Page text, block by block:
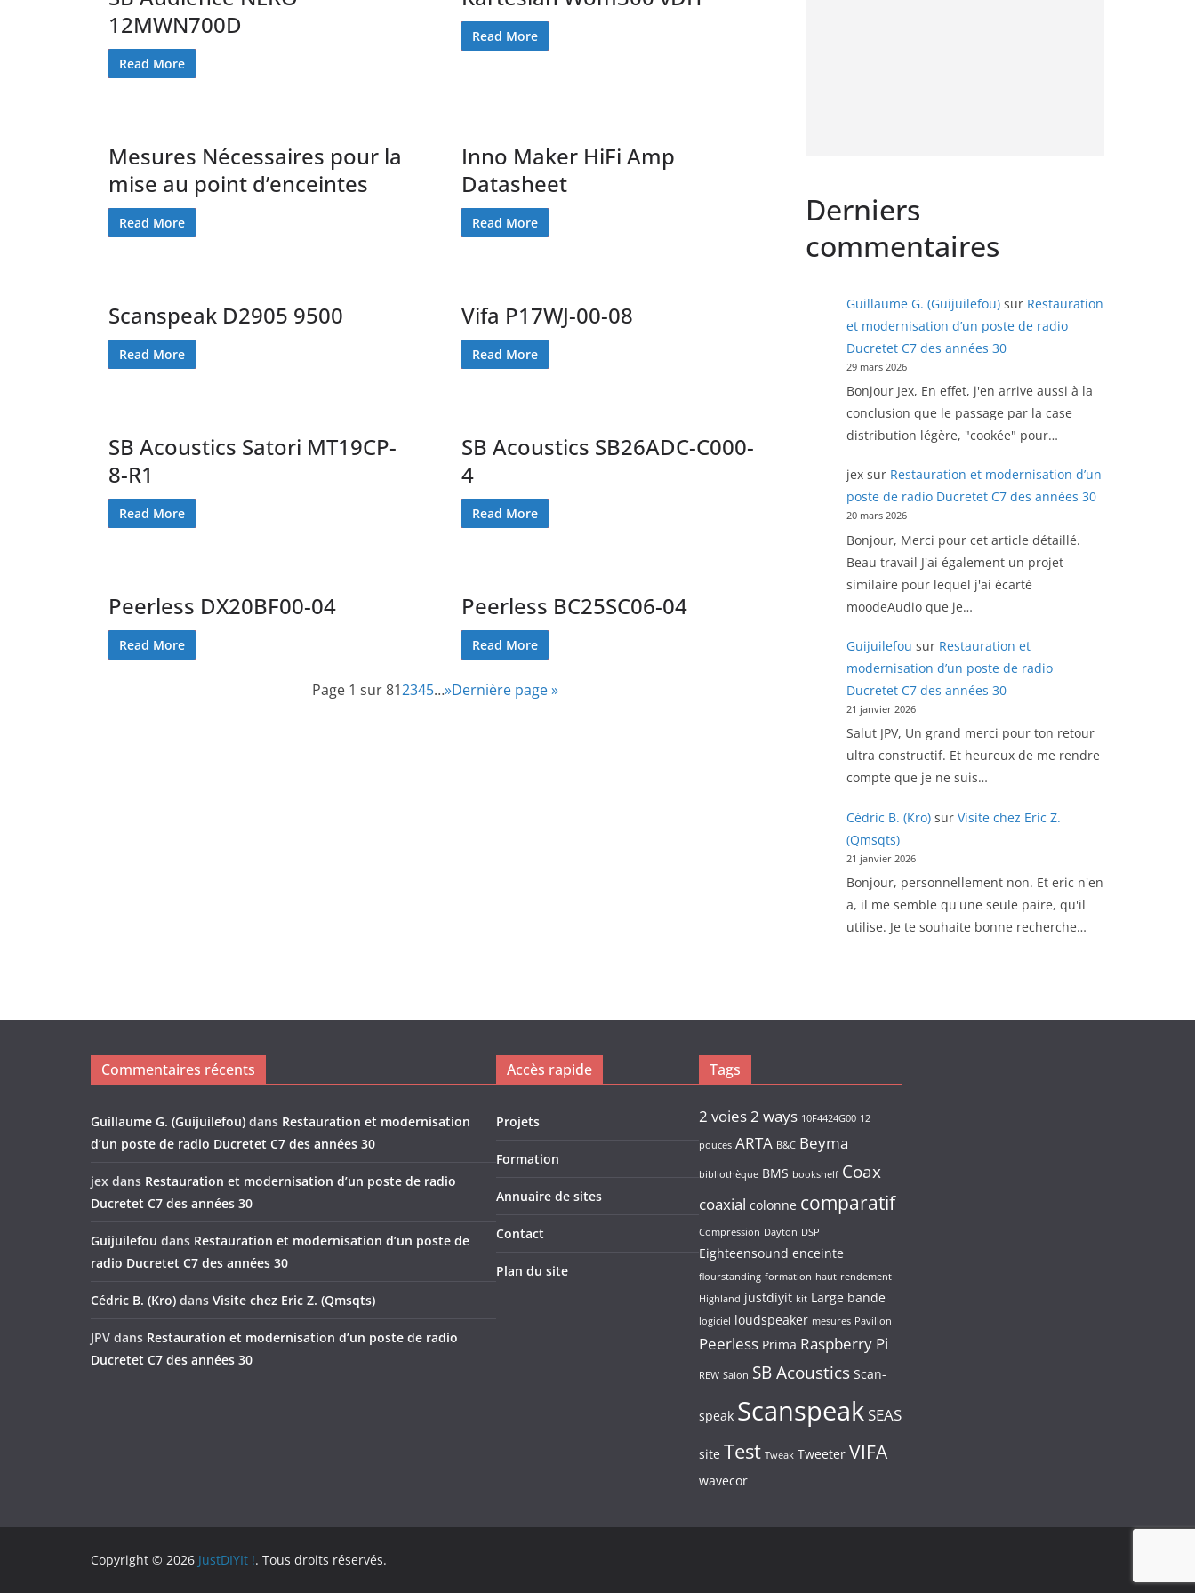
12MWN700D
Read More
Read More
Mesures Nécessaires pour la
mise au point d’enceintes
Read More
Inno Maker HiFi Amp
Datasheet
Read More
Scanspeak D2905 9500
Read More
Vifa P17WJ-00-08
Read More
SB Acoustics Satori MT19CP-
8-R1
Read More
SB Acoustics SB26ADC-C000-
4
Read More
Peerless DX20BF00-04
Read More
Peerless BC25SC06-04
Read More
Page 1 sur 812345…»Dernière page »
Derniers
commentaires
Guillaume G. (Guijuilefou)sur Restauration
et modernisation d’un poste de radio
Ducretet C7 des années 30
29 mars 2026
Bonjour Jex, En effet, j'en arrive aussi à la
conclusion que le passage par la case
distribution légère, "cookée" pour…
jexsur Restauration et modernisation d’un
poste de radio Ducretet C7 des années 30
20 mars 2026
Bonjour, Merci pour cet article détaillé.
Beau travail J'ai également un projet
similaire pour lequel j'ai écarté
moodeAudio que je…
Guijuilefou sur Restauration et
modernisation d’un poste de radio
Ducretet C7 des années 30
21 janvier 2026
Salut JPV, Un grand merci pour ton retour
ultra constructif. Et heureux de me rendre
compte que je ne suis…
Cédric B. (Kro)sur Visite chez Eric Z.
(Qmsqts)
21 janvier 2026
Bonjour, personnellement non. Et eric n'en
a, il me semble qu'une seule paire, qu'il
utilise. Je te souhaite bonne recherche…
Commentaires récents
Guillaume G. (Guijuilefou) dans Restauration et modernisation
d’un poste de radio Ducretet C7 des années 30
jex dans Restauration et modernisation d’un poste de radio
Ducretet C7 des années 30
Guijuilefou dans Restauration et modernisation d’un poste de
radio Ducretet C7 des années 30
Cédric B. (Kro) dans Visite chez Eric Z. (Qmsqts)
JPV dans Restauration et modernisation d’un poste de radio
Ducretet C7 des années 30
Accès rapide
Projets
Formation
Annuaire de sites
Contact
Plan du site
Tags
2 voies2 ways 10F4424G00 12
pouces ARTA B&C Beyma
bibliothèque BMS bookshelf Coax
coaxial colonne comparatif
Compression Dayton DSP
Eighteensound enceinte
flourstanding formation haut-rendement
Highland justdiyit kit Large bande
logiciel loudspeaker mesures Pavillon
Peerless Prima Raspberry Pi
REW Salon SB Acoustics Scan-
speak Scanspeak SEAS
site Test Tweak Tweeter VIFA
wavecor
Copyright © 2026 JustDIYIt !. Tous droits réservés.